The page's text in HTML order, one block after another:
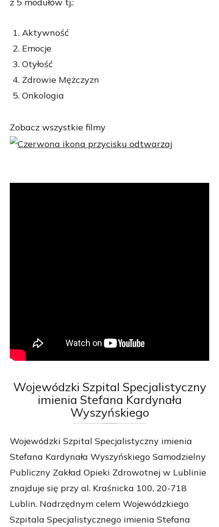
z 5 modułów tj.:
Aktywność
Emocje
Otyłość
Zdrowie Mężczyzn
Onkologia
Zobacz wszystkie filmy
Wojewódzki Szpital Specjalistyczny
imienia Stefana Kardynała
Wyszyńskiego
Wojewódzki Szpital Specjalistyczny imienia
Stefana Kardynała Wyszyńskiego Samodzielny
Publiczny Zakład Opieki Zdrowotnej w Lublinie
znajduje się przy al. Kraśnicka 100, 20-718
Lublin. Nadrzędnym celem Wojewódzkiego
Szpitala Specjalistycznego imienia Stefana